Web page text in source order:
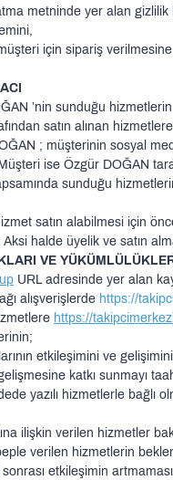
metninde yer alan gizlilik
için sipariş
’nin sunduğu hizmetlerin
satın alınan
; müşterinin sosyal
ise Özgür DOĞAN
sunduğu
satın alabilmesi için
halde üyelik ve satın
VE
URL adresinde yer alan
alışverişlerde https://
https://
etkileşimini ve
katkı sunmayı
yazılı hizmetlerle bağlı
ilişkin verilen hizmetler
verilen hizmetlerin
sonrası etkileşimin